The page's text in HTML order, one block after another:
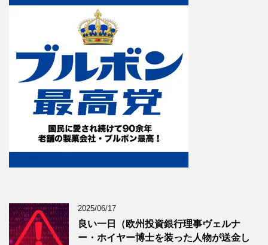
2025/06/17
良い一日（欧州投資銀行理事ヴェルナ
ー・ホイヤー博士を装った人物が送金し